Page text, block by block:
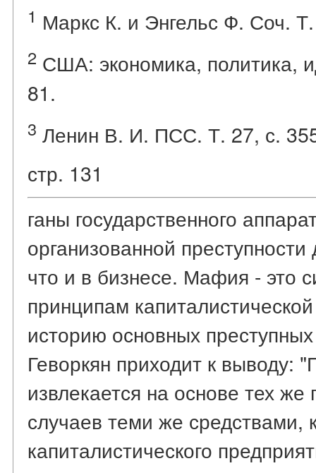
1 Маркс К. и Энгельс Ф. Соч.
2 США: экономика, политика,
81.
3 Ленин В. И. ПСС. Т. 27, с.
стр. 131
ганы государственного
организованной
что и в бизнесе. Мафия - это
принципам
историю основных
Геворкян приходит к выводу:
извлекается на основе тех
случаев теми же средствами,
капиталистического